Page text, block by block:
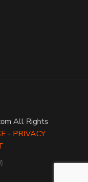
All Rights
- PRIVACY